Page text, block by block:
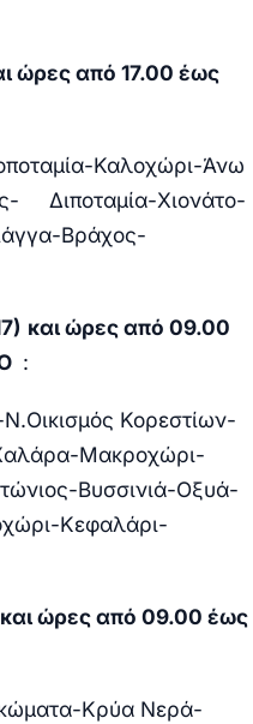
ώρες από 17.00 έως
Καλοχώρι-Άνω
Διποταμία-Χιονάτο-
Βράχος-
και ώρες από 09.00
:
Κορεστίων-
Μακροχώρι-
Βυσσινιά-Οξυά-
Κεφαλάρι-
ώρες από 09.00 έως
Κρύα Νερά-